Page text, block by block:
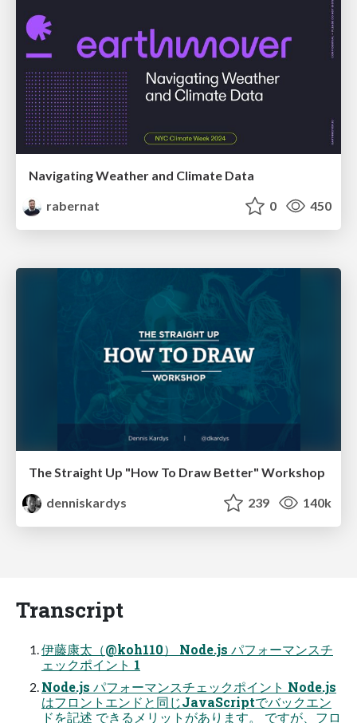
Navigating Weather and Climate Data
rabernat
0 450
The Straight Up "How To Draw Better" Workshop
denniskardys
239 140k
Transcript
伊藤康太（@koh110） Node.js パフォーマンスチ
ェックポイント 1
Node.js パフォーマンスチェックポイント Node.js
はフロントエンドと同じJavaScriptでバックエン
ドを記述 できるメリットがあります。 ですが、フロ